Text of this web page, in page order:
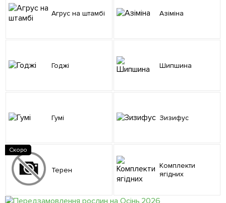
Агрус на штамбі Азіміна
Годжі Шипшина
Гумі Зизифус
Скоро
Терен
Комплекти
ягідних